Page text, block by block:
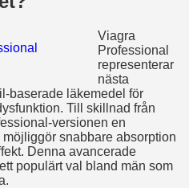
Viagra
Professional
representerar
nästa
baserade läkemedel för
Till skillnad från
versionen en
snabbare absorption
Denna avancerade
populärt val bland män som